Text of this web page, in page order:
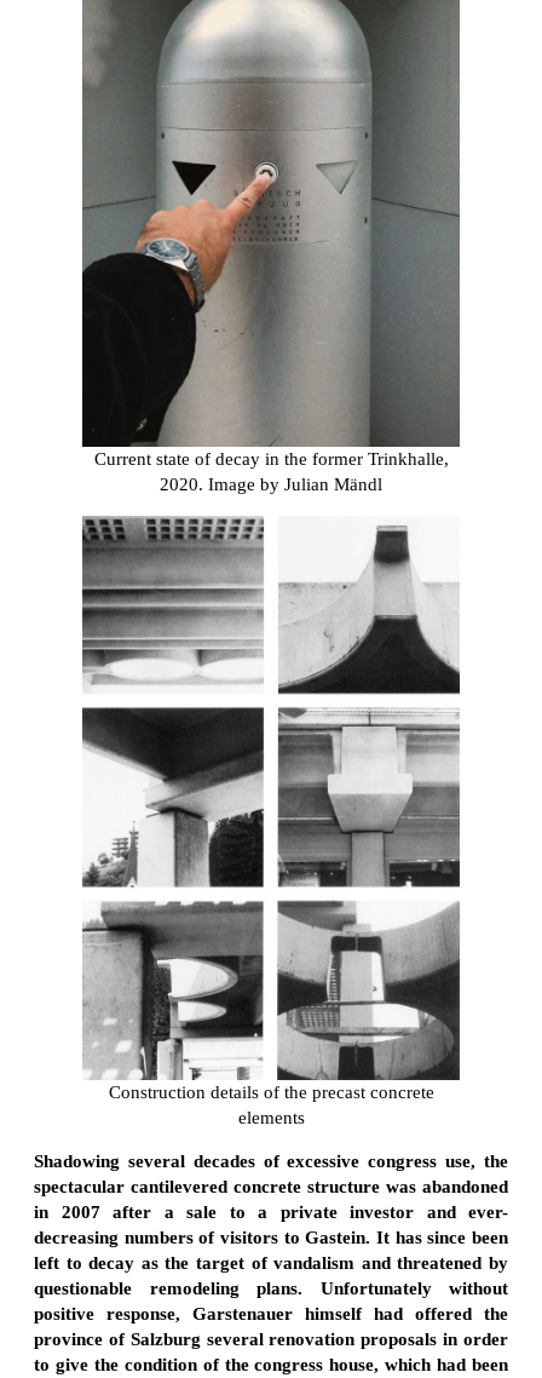
Current state of decay in the former Trinkhalle,
2020. Image by Julian Mändl
Construction details of the precast concrete
elements
Shadowing several decades of excessive congress use, the
spectacular cantilevered concrete structure was abandoned
in 2007 after a sale to a private investor and ever-
decreasing numbers of visitors to Gastein. It has since been
left to decay as the target of vandalism and threatened by
questionable remodeling plans. Unfortunately without
positive response, Garstenauer himself had offered the
province of Salzburg several renovation proposals in order
to give the condition of the congress house, which had been